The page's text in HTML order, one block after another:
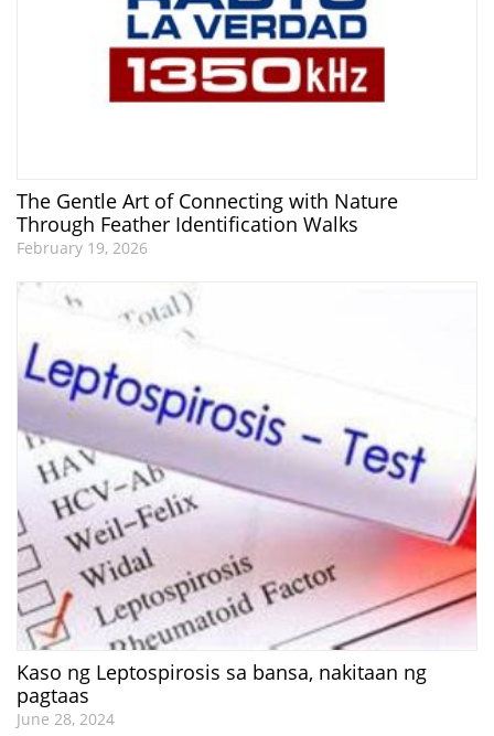
The Gentle Art of Connecting with Nature
Through Feather Identification Walks
February 19, 2026
Kaso ng Leptospirosis sa bansa, nakitaan ng
pagtaas
June 28, 2024